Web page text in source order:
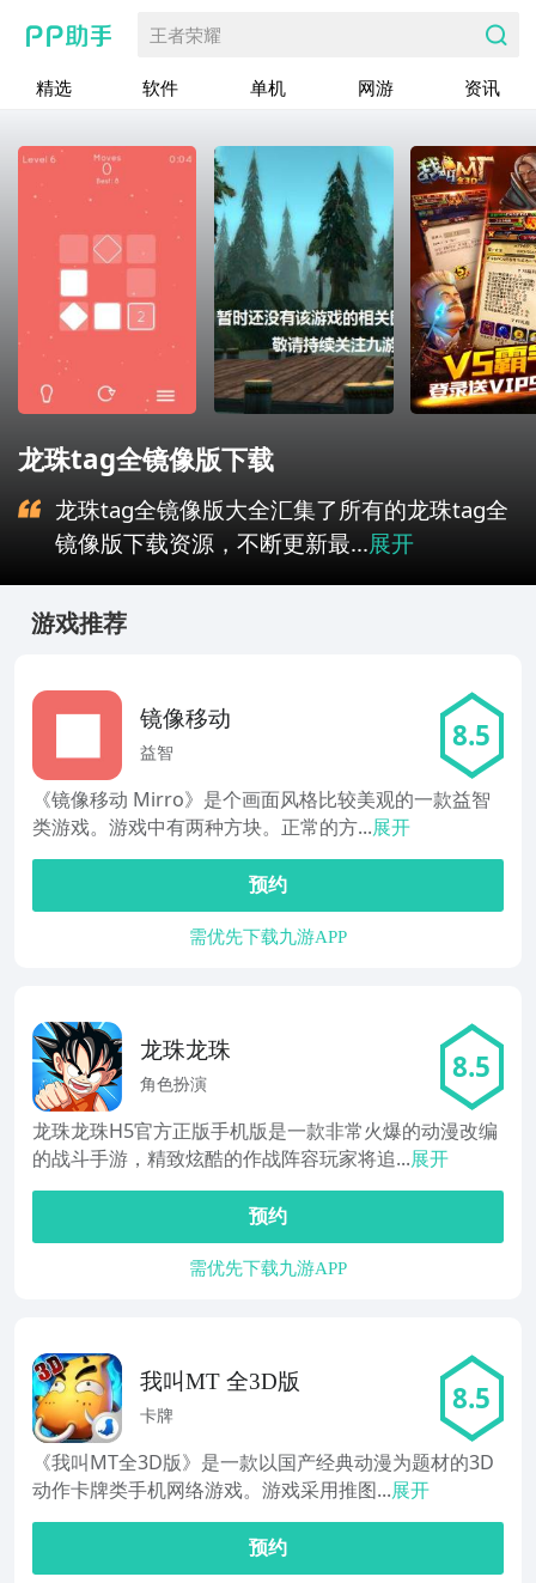
王者荣耀
精选 软件 单机 网游 资讯
龙珠tag全镜像版下载
龙珠tag全镜像版大全汇集了所有的龙珠tag全
镜像版下载资源，不断更新最...展开
游戏推荐
镜像移动
益智 8.5
《镜像移动 Mirro》是个画面风格比较美观的一款益智
类游戏。游戏中有两种方块。正常的方...展开
预约
需优先下载九游APP
龙珠龙珠
角色扮演 8.5
龙珠龙珠H5官方正版手机版是一款非常火爆的动漫改编
的战斗手游，精致炫酷的作战阵容玩家将追...展开
预约
需优先下载九游APP
我叫MT 全3D版
卡牌 8.5
《我叫MT全3D版》是一款以国产经典动漫为题材的3D
动作卡牌类手机网络游戏。游戏采用推图...展开
预约